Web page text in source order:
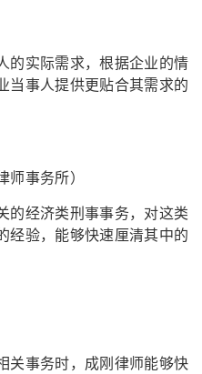
的实际需求，根据企业的情
当事人提供更贴合其需求的
师事务所）
的经济类刑事事务，对这类
经验，能够快速厘清其中的
关事务时，成刚律师能够快